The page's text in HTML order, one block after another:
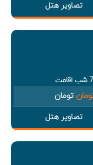
تصاویر هتل
تومان
تصاویر هتل